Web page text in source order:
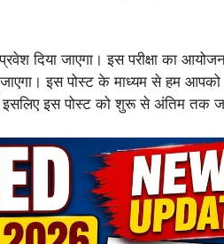
दिया जाएगा। इस परीक्षा का
इस पोस्ट के माध्यम से हम आपको
हैं इसलिए इस पोस्ट को शुरू से अंतिम तक